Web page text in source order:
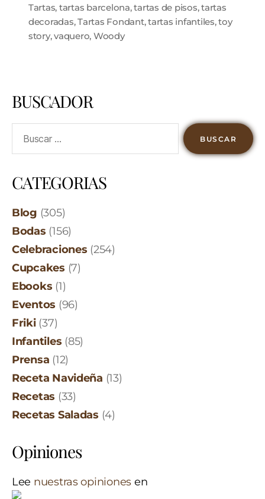
Tartas, tartas barcelona,tartas de pisos,tartas
decoradas,Tartas Fondant,tartas infantiles,toy
story,vaquero, Woody
BUSCADOR
CATEGORIAS
Blog (305)
Bodas (156)
Celebraciones (254)
Cupcakes (7)
Ebooks (1)
Eventos (96)
Friki(37)
Infantiles (85)
Prensa (12)
Receta Navideña (13)
Recetas (33)
Recetas Saladas (4)
Opiniones
Lee nuestras opiniones en